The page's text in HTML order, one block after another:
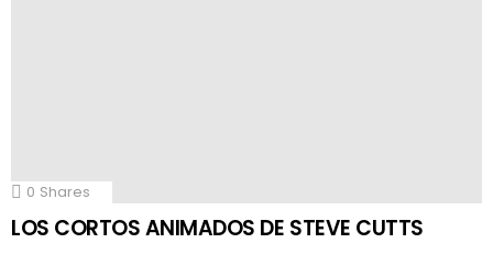
0 Shares
LOS CORTOS ANIMADOS DE STEVE CUTTS